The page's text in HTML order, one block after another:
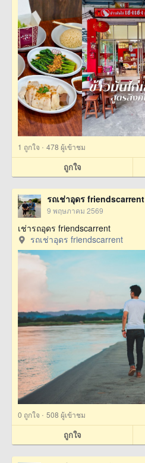
1 ถูกใจ · 478 ผู้เข้าชม
ถูกใจ
รถเช่าอุดร friendscarrent
9 พฤษภาคม 2569
เช่ารถอุดร friendscarrent
รถเช่าอุดร friendscarrent
0 ถูกใจ · 508 ผู้เข้าชม
ถูกใจ